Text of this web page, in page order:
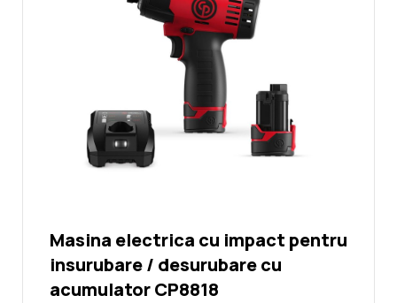
Masina electrica cu impact pentru
insurubare / desurubare cu
acumulator CP8818